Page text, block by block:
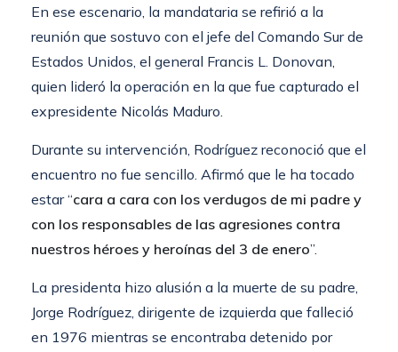
En ese escenario, la mandataria se refirió a la
reunión que sostuvo con el jefe del Comando Sur de
Estados Unidos, el general Francis L. Donovan,
quien lideró la operación en la que fue capturado el
expresidente Nicolás Maduro.
Durante su intervención, Rodríguez reconoció que el
encuentro no fue sencillo. Afirmó que le ha tocado
estar “cara a cara con los verdugos de mi padre y
con los responsables de las agresiones contra
nuestros héroes y heroínas del 3 de enero”.
La presidenta hizo alusión a la muerte de su padre,
Jorge Rodríguez, dirigente de izquierda que falleció
en 1976 mientras se encontraba detenido por